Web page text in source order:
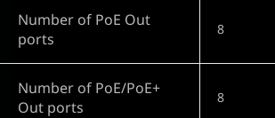
Number of PoE Out
ports
8
Number of PoE/PoE+
Out ports
8